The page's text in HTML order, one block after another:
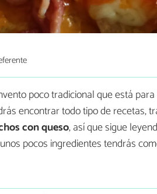
poco tradicional que está
encontrar todo tipo de recetas,
con queso, así que sigue
pocos ingredientes tendrás